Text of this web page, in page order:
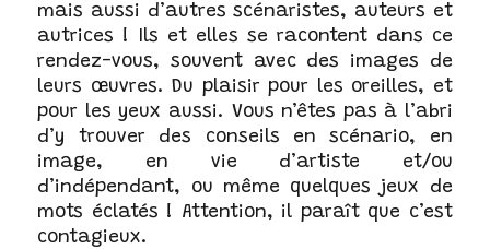
mais aussi d’autres scénaristes, auteurs et
autrices ! Ils et elles se racontent dans ce
rendez-vous, souvent avec des images de
leurs œuvres. Du plaisir pour les oreilles, et
pour les yeux aussi. Vous n’êtes pas à l’abri
d’y trouver des conseils en scénario, en
image, en vie d’artiste et/ou
d’indépendant, ou même quelques jeux de
mots éclatés ! Attention, il paraît que c’est
contagieux.